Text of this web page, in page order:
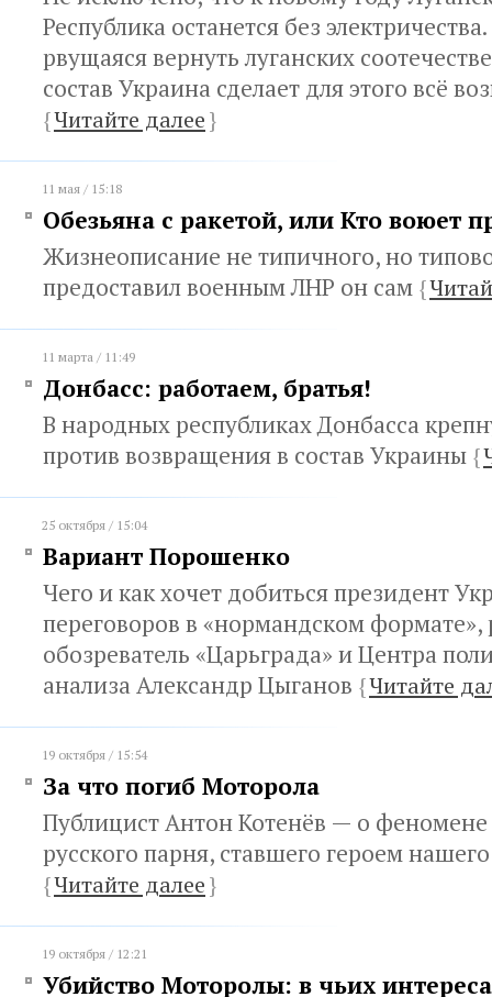
Республика останется без
рвущаяся вернуть луганских
состав Украина сделает для этого всё
{Читайте далее}
11 мая / 15:18
Обезьяна с ракетой, или Кто воюет
Жизнеописание не типичного, но
предоставил военным ЛНР он сам {
11 марта / 11:49
Донбасс: работаем, братья!
В народных республиках Донбасса
против возвращения в состав Украины {
25 октября / 15:04
Вариант Порошенко
Чего и как хочет добиться президент
переговоров в «нормандском формате»,
обозреватель «Царьграда» и Центра
анализа Александр Цыганов {Читайте
19 октября / 15:54
За что погиб Моторола
Публицист Антон Котенёв — о феномене
русского парня, ставшего героем
{Читайте далее}
19 октября / 12:21
Убийство Моторолы: в чьих